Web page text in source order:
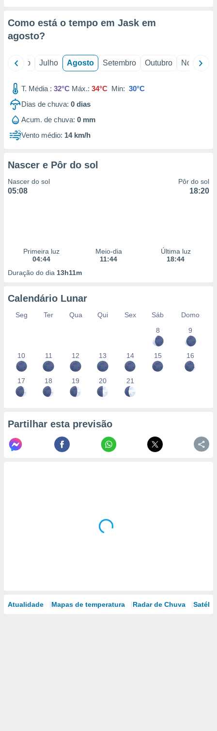
através
estudos
de
Como está o tempo em Jask em
agosto?
Junho Julho Agosto Setembro Outubro Novembro
T. Média : 32°C Máx.: 34°C Min: 30°C
Dias de chuva: 0 dias
Acum. de chuva: 0 mm
Vento médio: 14 km/h
Nascer e Pôr do sol
Nascer do sol
05:08
Pôr do sol
18:20
Primeira luz
04:44
Meio-dia
11:44
Última luz
18:44
Duração do dia 13h11m
Calendário Lunar
Seg Ter Qua Qui Sex Sáb
Domo
8
9
10 11 12 13 14 15 16
17 18 19 20 21
Partilhar esta previsão
Atualidade Mapas de temperatura Radar de Chuva